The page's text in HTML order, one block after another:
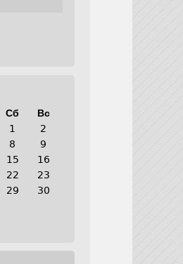
Сб
Вс
1
2
8
9
15
16
22
23
29
30